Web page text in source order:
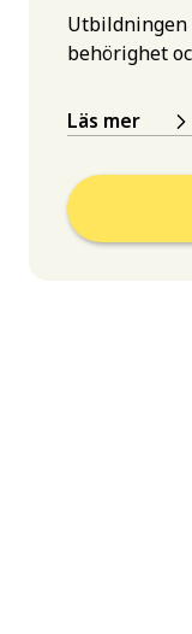
Utbildningen
behörighet
Läs mer